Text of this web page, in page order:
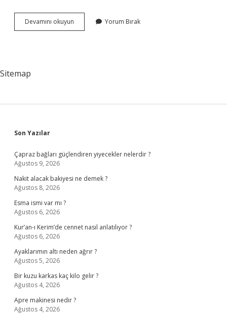
Devamını okuyun
Ne
Yorum Bırak
Sitemap
Sidebar
Son Yazılar
Çapraz bağları güçlendiren yiyecekler nelerdir ?
Ağustos 9, 2026
Nakit alacak bakiyesi ne demek ?
Ağustos 8, 2026
Esma ismi var mı ?
Ağustos 6, 2026
Kur’an-ı Kerim’de cennet nasıl anlatılıyor ?
Ağustos 6, 2026
Ayaklarımın altı neden ağrır ?
Ağustos 5, 2026
Bir kuzu karkas kaç kilo gelir ?
Ağustos 4, 2026
Apre makinesi nedir ?
Ağustos 4, 2026